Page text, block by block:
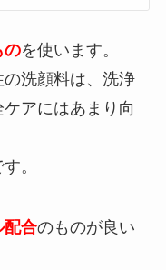
のを使います。
洗顔料は、洗浄
アにはあまり向
。
配合のものが良い